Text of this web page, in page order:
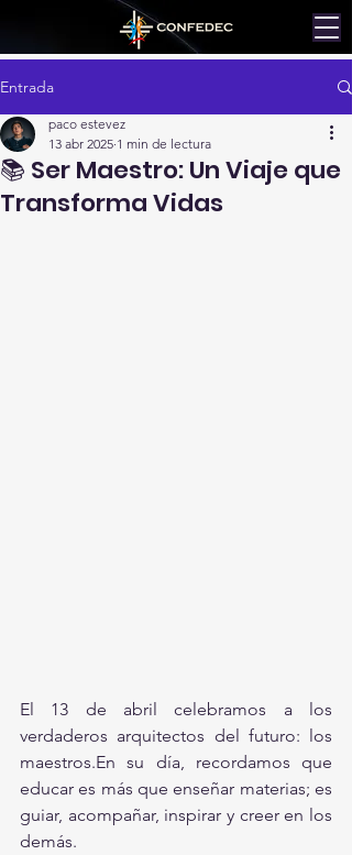
Entrada
📚 Ser Maestro: Un Viaje que
Transforma Vidas
paco estevez
13 abr 2025 1 min de lectura
El 13 de abril celebramos a los
verdaderos arquitectos del futuro: los
maestros.En su día, recordamos que
educar es más que enseñar materias; es
guiar, acompañar, inspirar y creer en los
demás.